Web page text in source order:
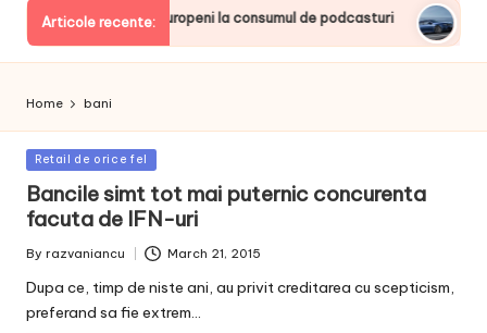
Articole recente:
printre liderii europeni la consumul de podcasturi Clienţii
June 20,
Home bani
Posted
Retail de orice fel
Bancile simt tot mai puternic concurenta
facuta de IFN-uri
Posted
By razvaniancu March 21, 2015
Dupa ce, timp de niste ani, au privit creditarea cu scepticism,
preferand sa fie extrem…